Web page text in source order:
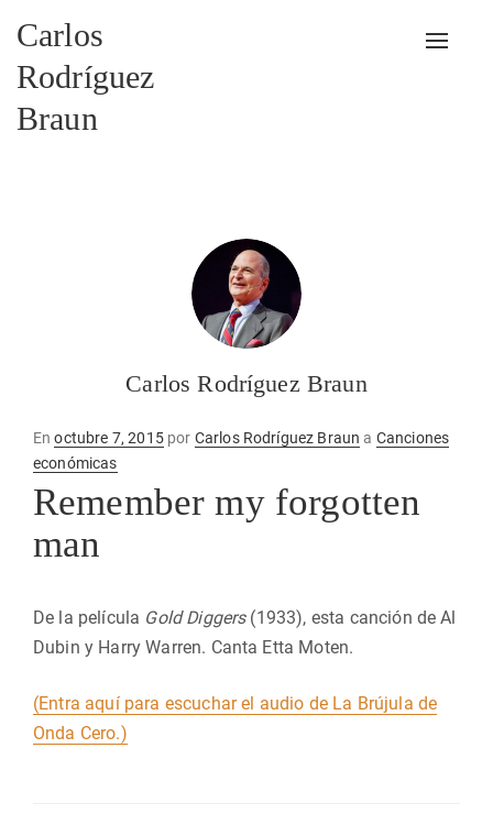
Carlos
Rodríguez
Braun
Carlos Rodríguez Braun
EnPublicado
en
octubre 7, 2015por Carlos Rodríguez Braun a Canciones
económicas
Remember my forgotten
man
De la película Gold Diggers(1933), esta canción de Al
Dubin y Harry Warren. Canta Etta Moten.
(Entra aquí para escuchar el audio de La Brújula de
Onda Cero.)